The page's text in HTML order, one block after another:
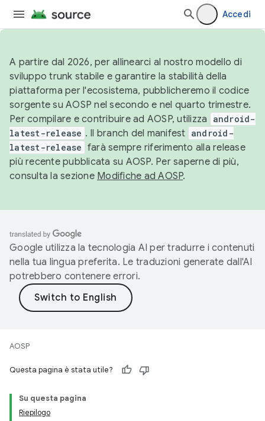
Accedi
A partire dal 2026, per allinearci al nostro modello di
sviluppo trunk stabile e garantire la stabilità della
piattaforma per l'ecosistema, pubblicheremo il codice
sorgente su AOSP nel secondo e nel quarto trimestre.
Per compilare e contribuire ad AOSP, utilizza
android-
latest-release . Il branch del manifest android-
latest-release farà sempre riferimento alla release
più recente pubblicata su AOSP. Per saperne di più,
consulta la sezione Modifiche ad AOSP.
Google utilizza la tecnologia AI per tradurre i contenuti
nella tua lingua preferita. Le traduzioni generate dall'AI
potrebbero contenere errori.
AOSP
Questa pagina è stata utile?
Su questa pagina
Riepilogo